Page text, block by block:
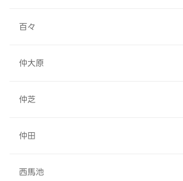
百々
仲大原
仲芝
仲田
西馬池